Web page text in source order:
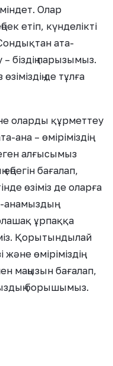
Олар
етіп, күнделікті
ата-
біздің парызымыз.
де тұлға
оларды құрметтеу
ана – өміріміздің
алғысымыз
бағалап,
өзіміз де оларға
ұрпаққа
Қорытындылай
өміріміздің
маңызын бағалап,
борышымыз.